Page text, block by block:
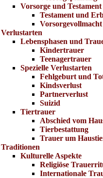
Vorsorge und Testament
Testament und
Vorsorgevollmacht
Verlustarten
Lebensphasen und
Kindertrauer
Teenagertrauer
Spezielle Verlustarten
Fehlgeburt und
Kindsverlust
Partnerverlust
Suizid
Tiertrauer
Abschied vom
Tierbestattung
Trauer um
Traditionen
Kulturelle Aspekte
Religiöse
Internationale